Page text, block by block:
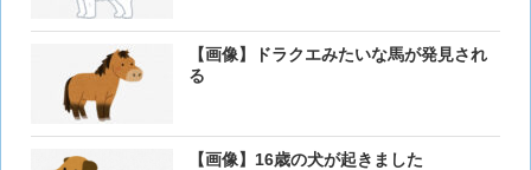
【画像】ドラクエみたいな馬が発見され
る
【画像】16歳の犬が起きました